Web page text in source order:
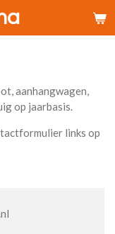
aanhangwagen,
op jaarbasis.
links op